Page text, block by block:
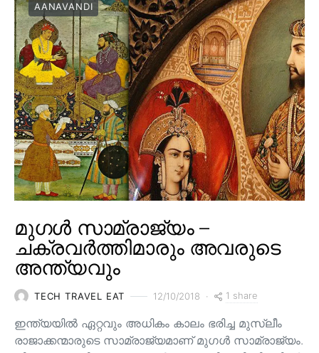
AANAVANDI
മുഗൾ സാമ്രാജ്യം –
ചക്രവർത്തിമാരും അവരുടെ
അന്ത്യവും
TECH TRAVEL EAT 12/10/2018 1 share
ഇന്ത്യയിൽ ഏറ്റവും അധികം കാലം ഭരിച്ച മുസ്ലീം
രാജാക്കന്മാരുടെ സാമ്രാജ്യമാണ് മുഗൾ സാമ്രാജ്യം.